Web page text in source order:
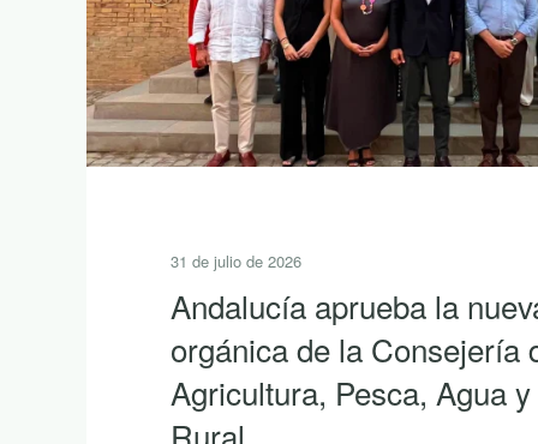
31 de julio de 2026
Andalucía aprueba la
orgánica de la Consejería
Agricultura, Pesca, Agua
Rural